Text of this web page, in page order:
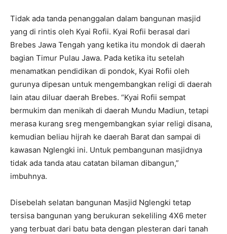
Tidak ada tanda penanggalan dalam bangunan masjid
yang di rintis oleh Kyai Rofii. Kyai Rofii berasal dari
Brebes Jawa Tengah yang ketika itu mondok di daerah
bagian Timur Pulau Jawa. Pada ketika itu setelah
menamatkan pendidikan di pondok, Kyai Rofii oleh
gurunya dipesan untuk mengembangkan religi di daerah
lain atau diluar daerah Brebes. “Kyai Rofii sempat
bermukim dan menikah di daerah Mundu Madiun, tetapi
merasa kurang sreg mengembangkan syiar religi disana,
kemudian beliau hijrah ke daerah Barat dan sampai di
kawasan Nglengki ini. Untuk pembangunan masjidnya
tidak ada tanda atau catatan bilaman dibangun,”
imbuhnya.
Disebelah selatan bangunan Masjid Nglengki tetap
tersisa bangunan yang berukuran sekeliling 4X6 meter
yang terbuat dari batu bata dengan plesteran dari tanah